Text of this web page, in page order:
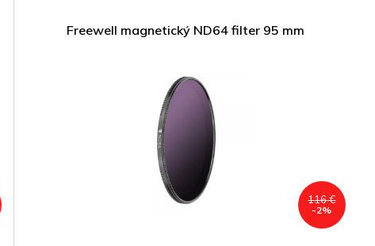
Freewell magnetický ND64 filter 95 mm
116 €
-2%